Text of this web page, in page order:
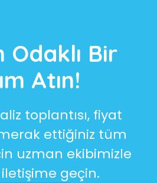
Odaklı Bir
Atın!
toplantısı, fiyat
ettiğiniz tüm
uzman ekibimizle
geçin.